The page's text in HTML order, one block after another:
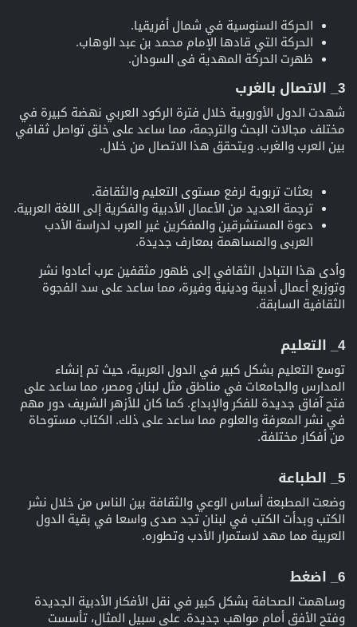
الحركة السنوسية في شمال أفريقيا.
الحركة التي قادها الإمام محمد بن عبد الوهاب.
ظهرت الحركة المهدية في السودان.
3_ الاتصال بالغرب​
شهدت الدول الأوروبية خلال فترة الركود العربي نهضة كبيرة في
مختلف مجالات البحث والترجمة، مما ساعد على خلق تواصل ثقافي
بين العرب والغرب. ويتحقق هذا الاتصال من خلال.
بعثات تربوية لرفع مستوى التعليم والثقافة.
ترجمة العديد من الأعمال الأدبية والفكرية إلى اللغة العربية.
دعوة المستشرقين والمفكرين غير العرب لدراسة الأدب
العربي والمساهمة بمعارف جديدة.
وأدى هذا التبادل الثقافي إلى ظهور مثقفين عرب أعادوا نشر
وتوزيع أعمال أدبية ودينية وفيرة، مما ساعد على سد الفجوة
الثقافية السابقة.
4_ التعليم​
توسع التعليم بشكل كبير في الدول العربية، حيث تم إنشاء
المدارس والجامعات في مناطق مثل لبنان ومصر، مما ساعد على
فتح آفاق جديدة للفكر والإبداع. كما كان للأزهر الشريف دور مهم
في نشر المعرفة والعلوم مما ساعد على ذلك. الكتاب مستوحاة
من أفكار مختلفة.
5_ الطباعة​
وضعت المطبعة أساس الوعي والثقافة بين الناس من خلال نشر
الكتب وبدأت الكتب في لبنان تجد صدى واسعا في بقية الدول
العربية مما مهد لاستمرار الأدب وتطوره.
6_ اضغط​
وساهمت الصحافة بشكل كبير في نقل الأفكار الأدبية الجديدة
وفتح الأفق أمام مواهب جديدة. على سبيل المثال، تأسست